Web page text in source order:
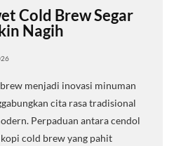
Cold Brew Segar
Nagih
menjadi inovasi minuman
cita rasa tradisional
Perpaduan antara cendol
cold brew yang pahit